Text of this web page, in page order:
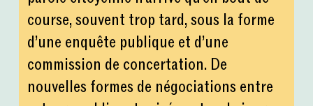
course, souvent trop tard, sous la forme
d’une enquête publique et d’une
commission de concertation. De
nouvelles formes de négociations entre